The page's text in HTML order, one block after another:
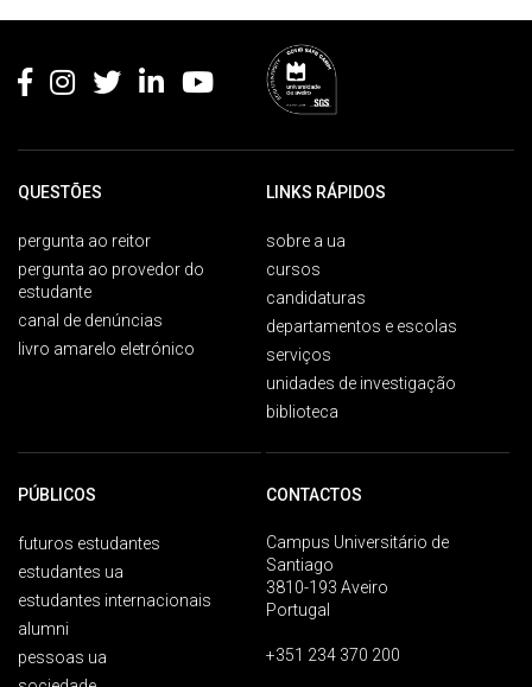
QUESTÕES
pergunta ao reitor
pergunta ao provedor do
estudante
canal de denúncias
livro amarelo eletrónico
LINKS RÁPIDOS
sobre a ua
cursos
candidaturas
departamentos e escolas
serviços
unidades de investigação
biblioteca
PÚBLICOS
futuros estudantes
estudantes ua
estudantes internacionais
alumni
pessoas ua
CONTACTOS
Campus Universitário de
Santiago
3810-193 Aveiro
Portugal
+351 234 370 200